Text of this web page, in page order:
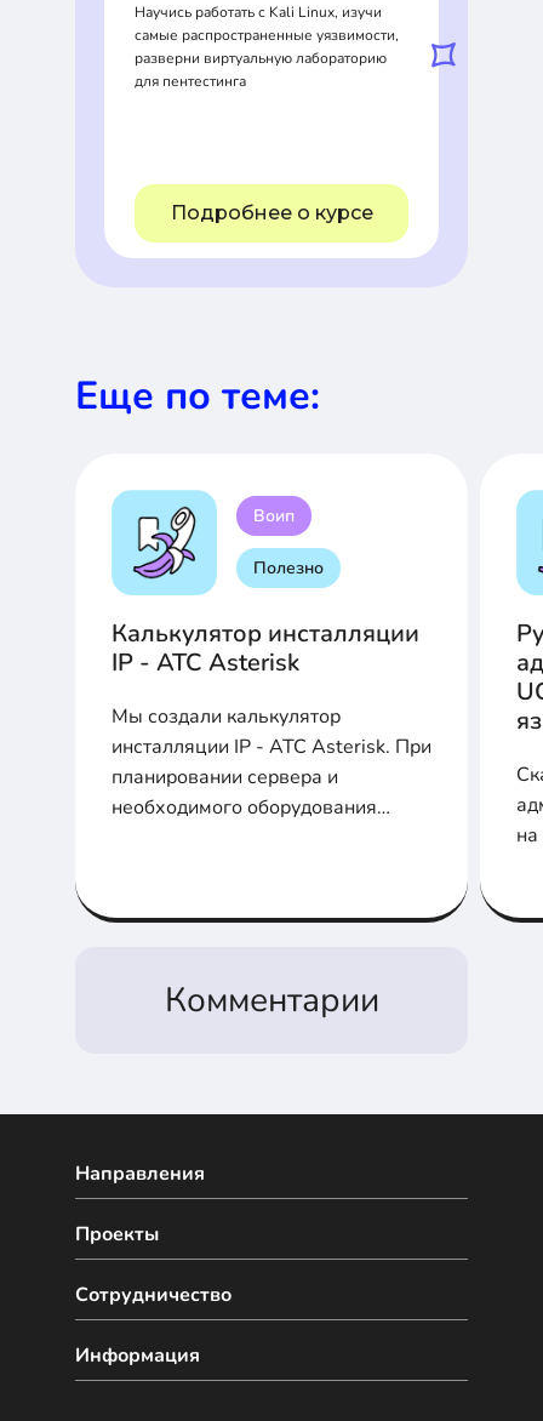
Научись работать с Kali Linux, изучи
самые распространенные уязвимости,
разверни виртуальную лабораторию
для пентестинга
Подробнее о курсе
Еще по теме:
Воип
Полезно
Калькулятор инсталляции
IP - АТС Asterisk
Мы создали калькулятор
инсталляции IP - АТС Asterisk. При
планировании сервера и
необходимого оборудования
Комментарии
Направления
Сотрудничество
Проекты
Информация